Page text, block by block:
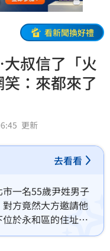
看新聞換好禮
叔信了「火
：來都來了
更新
去看看
一名55歲尹姓男子
方竟然大方邀請他
位於永和區的住址。
衝腦「火速驅車」